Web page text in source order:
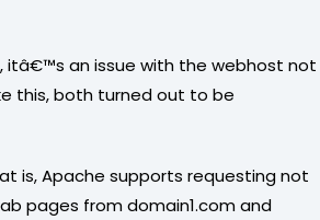
an issue with the webhost not
this, both turned out to be
is, Apache supports requesting not
pages from domain1.com and